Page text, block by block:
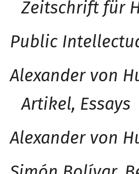
Zeitschrift für
Public
Alexander von
Artikel, Essays
Alexander von